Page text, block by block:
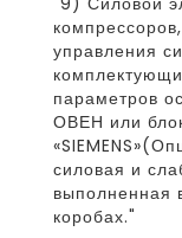
управления
параметров
ОВЕН или
силовая и
выполненная
коробах."